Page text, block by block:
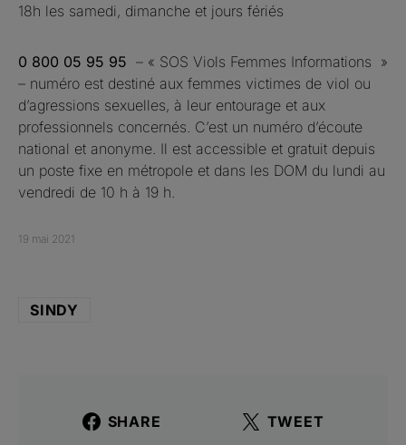
18h les samedi, dimanche et jours fériés
0 800 05 95 95 – « SOS Viols Femmes Informations »
– numéro est destiné aux femmes victimes de viol ou
d’agressions sexuelles, à leur entourage et aux
professionnels concernés. C’est un numéro d’écoute
national et anonyme. Il est accessible et gratuit depuis
un poste fixe en métropole et dans les DOM du lundi au
vendredi de 10 h à 19 h.
19 mai 2021
SINDY
SHARE TWEET